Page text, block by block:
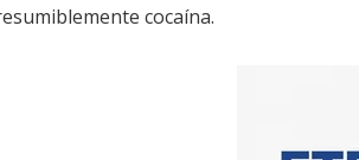
cocaína.